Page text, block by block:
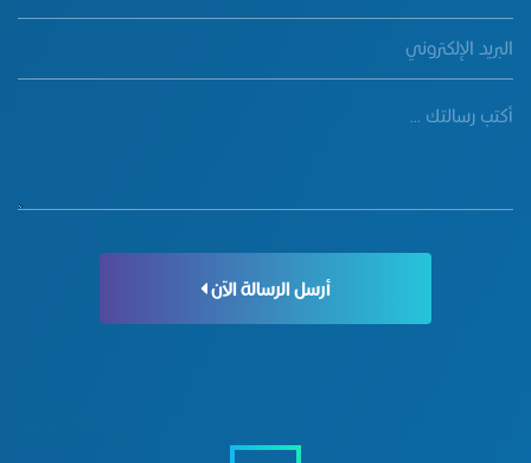
أرسل الرسالة الآن